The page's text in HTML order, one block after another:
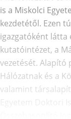
is a Miskolci
kezdetétől. Ezen
igazgatóként látta
kutatóintézet, a
vezetését. Alapító
Hálózatnak és a
valamint